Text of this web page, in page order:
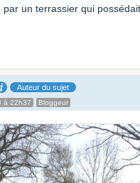
un terrassier qui
Auteur du sujet
à 22h37 Bloggeur